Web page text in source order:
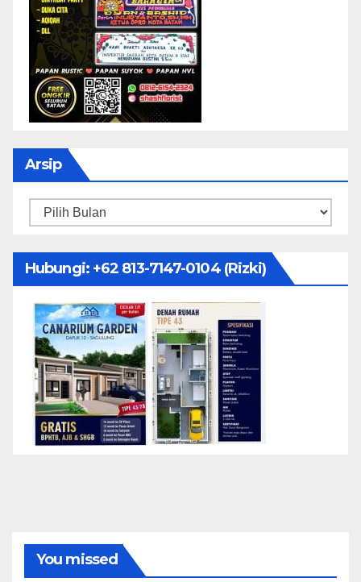
Arsip
Arsip
Hubungi: ‪+62 813-7147-0104‬ (Rizki)
You missed